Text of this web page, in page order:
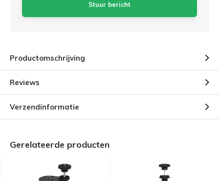
Stuur bericht
Productomschrijving
Reviews
Verzendinformatie
Gerelateerde producten